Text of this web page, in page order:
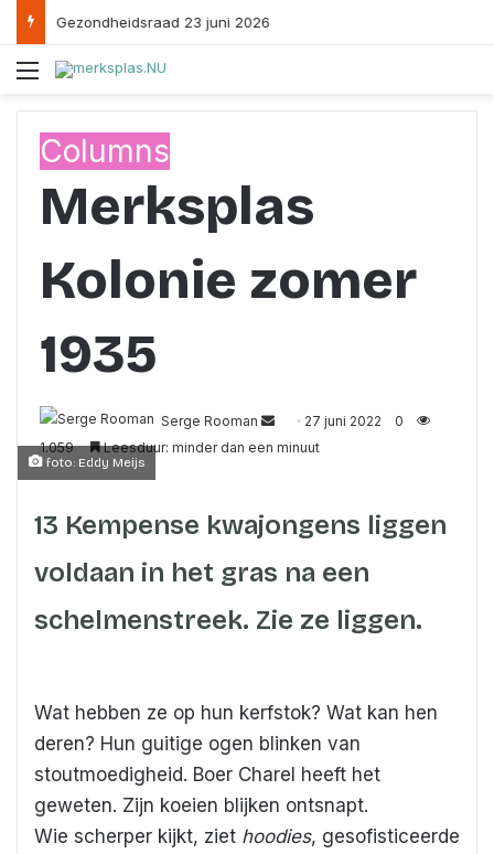
Gezondheidsraad 23 juni 2026
Menu
Columns
Merksplas
Kolonie zomer
1935
Serge Rooman
Send
an
27 juni 2022
0
1.059
Leesduur: minder dan een minuut
foto: Eddy Meijs
13 Kempense kwajongens liggen
voldaan in het gras na een
schelmenstreek. Zie ze liggen.
Wat hebben ze op hun kerfstok? Wat kan hen
deren? Hun guitige ogen blinken van
stoutmoedigheid. Boer Charel heeft het
geweten. Zijn koeien blijken ontsnapt.
Wie scherper kijkt, ziet hoodies, gesofisticeerde